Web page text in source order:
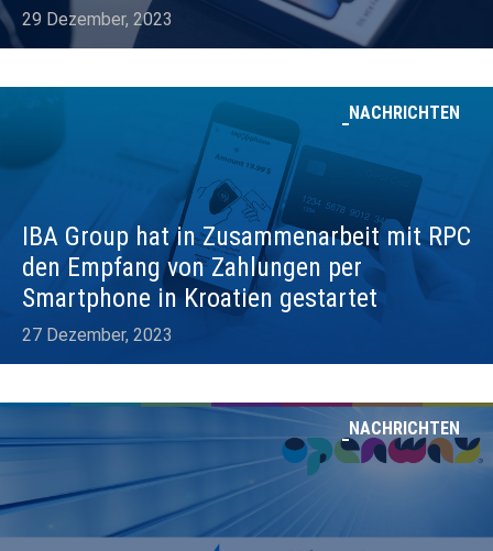
29 Dezember, 2023
NACHRICHTEN
IBA Group hat in Zusammenarbeit mit RPC
den Empfang von Zahlungen per
Smartphone in Kroatien gestartet
27 Dezember, 2023
NACHRICHTEN